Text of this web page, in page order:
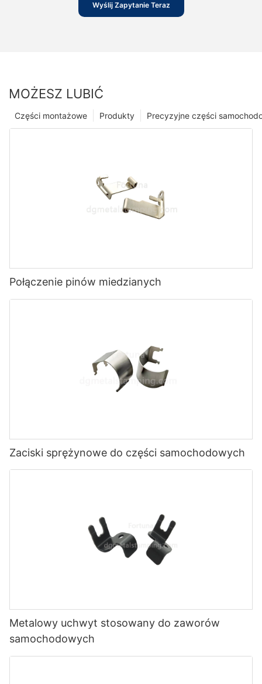
Wyślij Zapytanie Teraz
MOŻESZ LUBIĆ
Precyzyjne części
Produkty
Części montażowe
Połączenie pinów miedzianych
Zaciski sprężynowe do części samochodowych
Metalowy uchwyt stosowany do zaworów
samochodowych